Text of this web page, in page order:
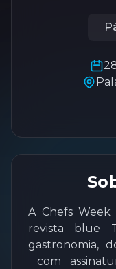
A Chefs
revista blue
gastronomia,
com